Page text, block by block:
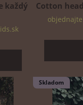
každý
Cotton
Skladom